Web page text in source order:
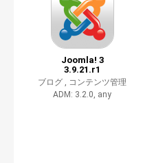
Joomla! 3
3.9.21.r1
ブログ ,
コンテンツ管理
ADM: 3.2.0, any